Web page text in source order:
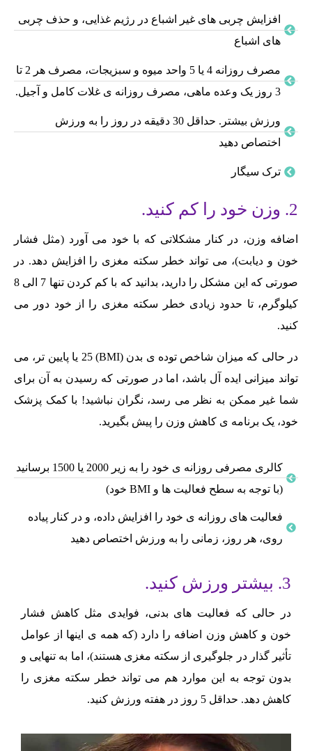
افزایش چربی های غیر اشباع در رژیم غذایی، و حذف چربی
های اشباع
مصرف روزانه 4 یا 5 واحد میوه و سبزیجات، مصرف هر 2 تا
3 روز یک وعده ماهی، مصرف روزانه ی غلات کامل و آجیل.
ورزش بیشتر. حداقل 30 دقیقه در روز را به ورزش
اختصاص دهید
ترک سیگار
2. وزن خود را کم کنید.
اضافه وزن، در کنار مشکلاتی که با خود می آورد (مثل فشار
خون و دیابت)، می تواند خطر سکته مغزی را افزایش دهد. در
صورتی که این مشکل را دارید، بدانید که با کم کردن تنها 7 الی 8
کیلوگرم، تا حدود زیادی خطر سکته مغزی را از خود دور می
کنید.
در حالی که میزان شاخص توده ی بدن (BMI) 25 یا پایین تر، می
تواند میزانی ایده آل باشد، اما در صورتی که رسیدن به آن برای
شما غیر ممکن به نظر می رسد، نگران نباشید! با کمک پزشک
خود، یک برنامه ی کاهش وزن را پیش بگیرید.
کالری مصرفی روزانه ی خود را به زیر 2000 یا 1500 برسانید
(با توجه به سطح فعالیت ها و BMI خود)
فعالیت های روزانه ی خود را افزایش داده، و در کنار پیاده
روی، هر روز، زمانی را به ورزش اختصاص دهید
3. بیشتر ورزش کنید.
در حالی که فعالیت های بدنی، فوایدی مثل کاهش فشار
خون و کاهش وزن اضافه را دارد (که همه ی اینها از عوامل
تأثیر گذار در جلوگیری از سکته مغزی هستند)، اما به تنهایی و
بدون توجه به این موارد هم می تواند خطر سکته مغزی را
کاهش دهد. حداقل 5 روز در هفته ورزش کنید.